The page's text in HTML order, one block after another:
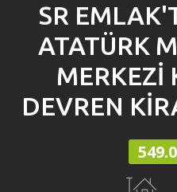
SR
ATATÜRK
MERKEZİ
DEVREN